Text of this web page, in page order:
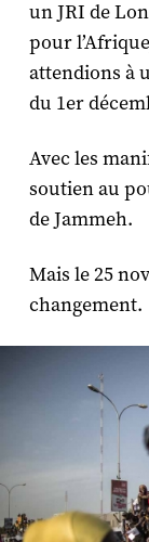
un JRI de
pour
attendions à
du 1er
Avec les
soutien au
de Jammeh.
Mais le 25
changement.